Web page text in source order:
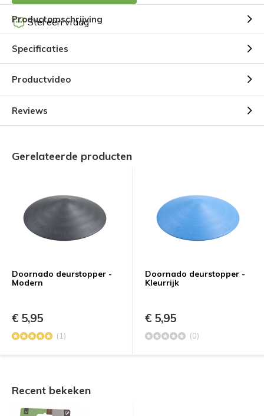
Stel een vraag
Productomschrijving
Specificaties
Productvideo
Reviews
Gerelateerde producten
Doornado deurstopper -
Modern
€ 5,95
(1)
Doornado deurstopper -
Kleurrijk
€ 5,95
(0)
Recent bekeken